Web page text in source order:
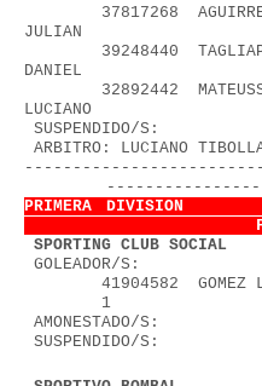
37817268
39248440
DANIEL
32892442  MATEUSSI
LUCIANO
SUSPENDIDO/S:
ARBITRO:
SPORTING CLUB
GOLEADOR/S:
41904582
1
AMONESTADO/S:
SUSPENDIDO/S: